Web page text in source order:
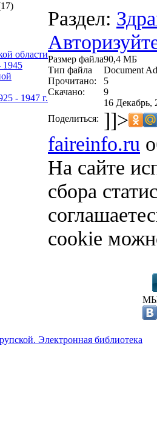
области
1945
- 1947 г.
Раздел:
Размер файла90,4 МБ
Тип файла
Document
Прочитано:
5
Скачано:
9
16 Декабрь,
Поделиться: ]]>
faireinfo.ru
На сайте
сбора
cookie
Электронная библиотека